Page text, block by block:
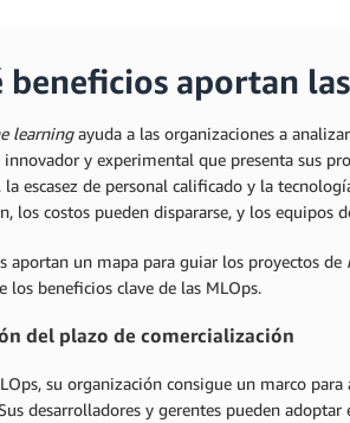
beneficios aportan
learningayuda a las organizaciones a
y experimental que presenta sus
la escasez de personal calificado y la
los costos pueden dispararse, y los equipos
aportan un mapa para guiar los proyectos de
los beneficios clave de las MLOps.
del plazo de comercialización
su organización consigue un marco
desarrolladores y gerentes pueden